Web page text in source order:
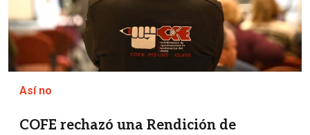
Así no
COFE rechazó una Rendición de